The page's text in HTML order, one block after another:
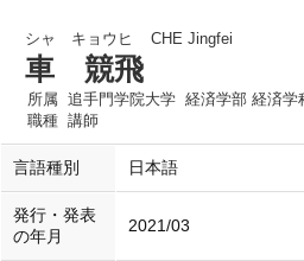
シャ キョウヒ CHE Jingfei
車 競飛
所属 追手門学院大学 経済学部 経済学
職種 講師
言語種別 日本語
発行・発表
の年月
2021/03